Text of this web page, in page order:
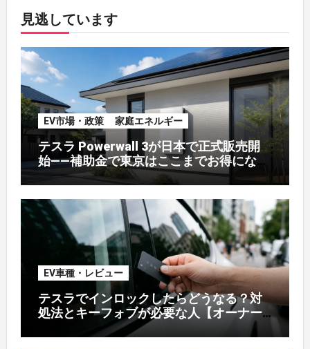
見逃しています
EV市場・政策 家庭エネルギー
テスラ Powerwall 3が日本で正式販売開
始——補助金で東京はここまでお得になる
【2026年8月最新】
EV車種・レビュー
テスラでインロックしたらどうなる？対
処法とキーフォブが必要な人【オーナー